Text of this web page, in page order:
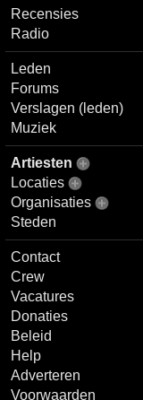
Recensies
Radio
Leden
Forums
Verslagen (leden)
Muziek
Artiesten
Locaties
Organisaties
Steden
Contact
Crew
Vacatures
Donaties
Beleid
Help
Adverteren
Voorwaarden